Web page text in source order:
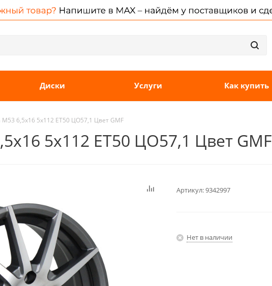
Диски Услуги Как купить
6,5x16 5x112 ET50 ЦО57,1 Цвет GMF
5x112 ET50 ЦО57,1 Цвет GMF
Артикул:9342997
Нет в наличии